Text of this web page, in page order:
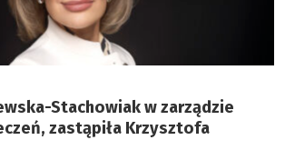
Stachowiak w zarządzie
zastąpiła Krzysztofa